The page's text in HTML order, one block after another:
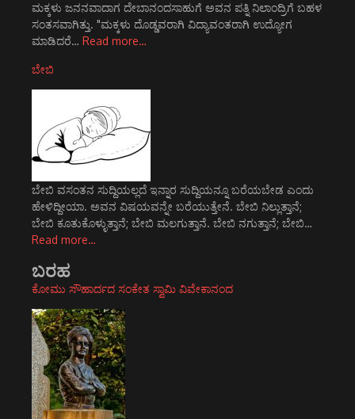
ಮಕ್ಕಳು ಜನನವಾದಾಗ ದೇಬಾನಂದಸಾಹುಗೆ ಅವನ ಪತ್ನಿ ನಿಲಾಂದ್ರಿಗೆ ಬಹಳ
ಸಂತಸವಾಗಿತ್ತು. "ಮಕ್ಕಳು ದೊಡ್ಡವರಾಗಿ ವಿದ್ಯಾವಂತರಾಗಿ ಉದ್ಯೋಗ
ಮಾಡಿದರೆ… Read more…
ಬೇಬಿ
ಬೇಬಿ ವಸಂತನ ಸುದ್ದಿಯಲ್ಲದೆ ಇನ್ನಾರ ಸುದ್ದಿಯನ್ನೂ ಬರೆಯಬೇಡ ಎಂದು
ಹೇಳಿದ್ದೀಯಾ. ಅವನ ವಿಷಯವನ್ನೇ ಬರೆಯುತ್ತೇನೆ. ಬೇಬಿ ನಿಲ್ಲುತ್ತಾನೆ;
ಬೇಬಿ ಕೂತುಕೊಳ್ಳುತ್ತಾನೆ; ಬೇಬಿ ಮಲಗುತ್ತಾನೆ. ಬೇಬಿ ನಗುತ್ತಾನೆ; ಬೇಬಿ…
Read more…
ಬರಹ
ಕೋಮು ಸೌಹಾರ್ದದ ಸಂಕೇತ ಸ್ವಾಮಿ ವಿವೇಕಾನಂದ